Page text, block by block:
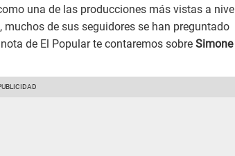
una de las producciones más vistas a nivel
de sus seguidores se han preguntado
de El Popular te contaremos sobre Simone